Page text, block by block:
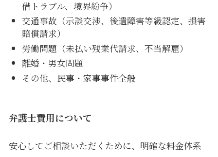
借トラブル、境界紛争）
交通事故（示談交渉、後遺障害等級認定、損害
賠償請求）
労働問題（未払い残業代請求、不当解雇）
離婚・男女問題
その他、民事・家事事件全般
弁護士費用について
安心してご相談いただくために、明確な料金体系